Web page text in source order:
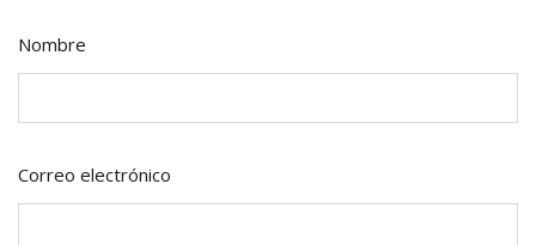
Nombre
Correo electrónico